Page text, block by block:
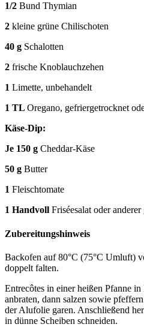
1/2 Bund Thymian
2 kleine grüne Chilischoten
40 g Schalotten
2 frische Knoblauchzehen
1 Limette, unbehandelt
1 TL Oregano, gefriergetrocknet
Käse-Dip:
Je 150 g Cheddar-Käse
50 g Butter
1 Fleischtomate
1 Handvoll Friséesalat oder
Zubereitungshinweis
Backofen auf 80°C (75°C Umluft)
doppelt falten.
Entrecôtes in einer heißen Pfanne
anbraten, dann salzen sowie
der Alufolie garen. Anschließend
in dünne Scheiben schneiden.